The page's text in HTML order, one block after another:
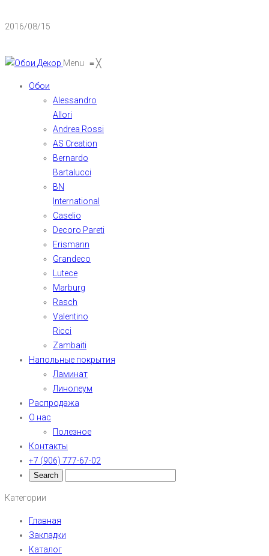
2016/08/15
Menu ≡╳
Обои
Alessandro
Allori
Andrea Rossi
AS Creation
Bernardo
Bartalucci
BN
International
Caselio
Decoro Pareti
Erismann
Grandeco
Lutece
Marburg
Rasch
Valentino
Ricci
Zambaiti
Напольные покрытия
Ламинат
Линолеум
Распродажа
О нас
Полезное
Контакты
+7 (906) 777-67-02
Категории
Главная
Закладки
Каталог